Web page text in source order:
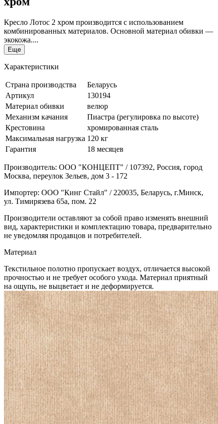
Кресло Лотос 2 хром производится с использованием
комбинированных материалов. Основной материал обивки —
экокожа....
Еще
Характеристики
Страна производства
Беларусь
Артикул
130194
Материал обивки
велюр
Механизм качания
Пиастра (регулировка по высоте)
Крестовина
хромированная сталь
Максимальная нагрузка 120 кг
Гарантия
18 месяцев
Производитель: ООО "КОНЦЕПТ" / 107392, Россия, город
Москва, переулок Зельев, дом 3 - 172
Импортер: ООО "Кинг Стайл" / 220035, Беларусь, г.Минск,
ул. Тимирязева 65а, пом. 22
Производители оставляют за собой право изменять внешний
вид, характеристики и комплектацию товара, предварительно
не уведомляя продавцов и потребителей.
Материал
Текстильное полотно пропускает воздух, отличается высокой
прочностью и не требует особого ухода. Материал приятный
на ощупь, не выцветает и не деформируется.